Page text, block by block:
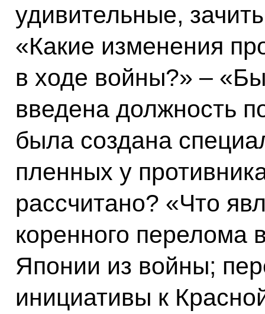
удивительные,
«Какие изменения
в ходе войны?» –
введена должность
была создана
пленных у
рассчитано? «Что
коренного перелома
Японии из войны;
инициативы к